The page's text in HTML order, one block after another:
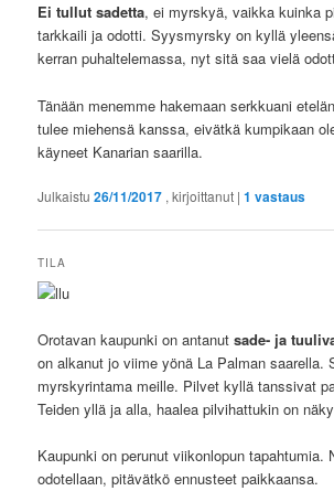
Ei tullut sadetta, ei myrskyä, vaikka kuinka
tarkkaili ja odotti. Syysmyrsky on kyllä
kerran puhaltelemassa, nyt sitä saa vielä
Tänään menemme hakemaan serkkuani
tulee miehensä kanssa, eivätkä kumpikaan
käyneet Kanarian saarilla.
Julkaistu26/11/2017 , kirjoittanut |1 vastaus
TILA
Orotavan kaupunki on antanutsade- ja
on alkanut jo viime yönä La Palman saarella.
myrskyrintama meille. Pilvet kyllä tanssivat
Teiden yllä ja alla, haalea pilvihattukin on
Kaupunki on perunut viikonlopun tapahtumia.
odotellaan, pitävätkö ennusteet paikkaansa.